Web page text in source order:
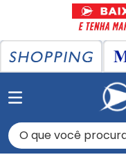
O que você procura?